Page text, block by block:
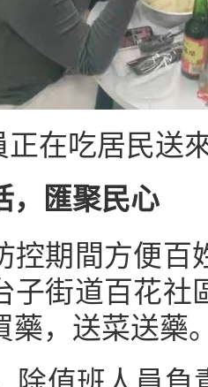
正在吃居民送
匯聚民心
期間方便百
子街道百花社
藥，送菜送